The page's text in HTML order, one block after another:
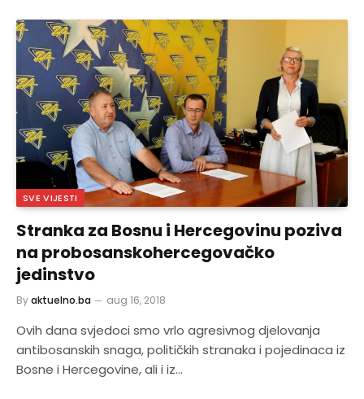
SVE VIJESTI
Stranka za Bosnu i Hercegovinu poziva
na probosanskohercegovačko
jedinstvo
Byaktuelno.ba aug 16, 2018
Ovih dana svjedoci smo vrlo agresivnog djelovanja
antibosanskih snaga, političkih stranaka i pojedinaca iz
Bosne i Hercegovine, ali i iz…